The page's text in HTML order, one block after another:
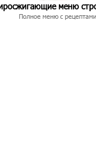
меню
Полное меню с рецептами